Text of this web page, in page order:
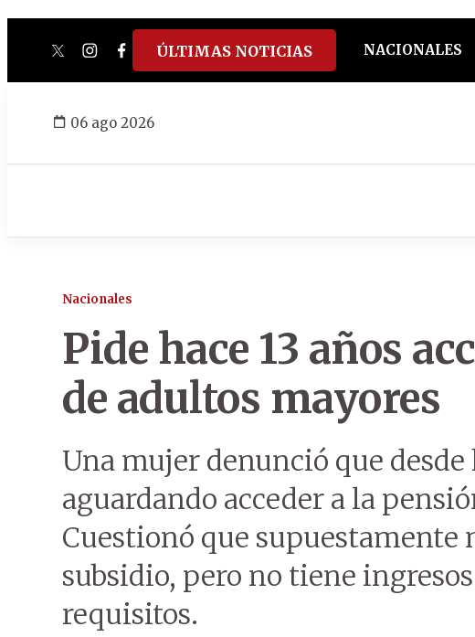
twitterinstagram
facebook
tiktokyoutube
spotify
ÚLTIMAS NOTICIAS NACIONALES
06 ago 2026
Nacionales
Pide hace 13 años
de adultos mayores
Una mujer denunció que desde
aguardando acceder a la
Cuestionó que supuestamente
subsidio, pero no tiene
requisitos.